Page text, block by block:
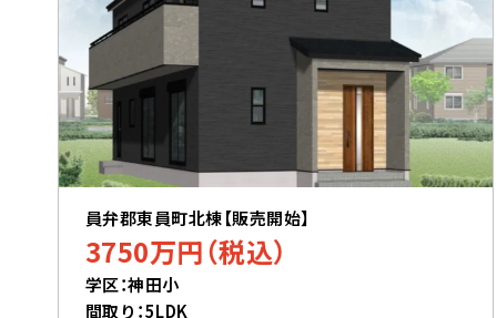
員弁郡東員町北棟【販売開始】
3750万円（税込）
学区：神田小
間取り：5LDK